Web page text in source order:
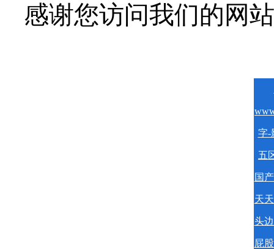
感谢您访问我们的网
字-
五
国
天
头
屁